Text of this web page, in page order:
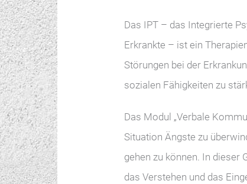
Das IPT – das Integrierte
Erkrankte – ist ein
Störungen bei der
sozialen Fähigkeiten zu
Das Modul „Verbale
Situation Ängste zu
gehen zu können. In dieser
das Verstehen und das